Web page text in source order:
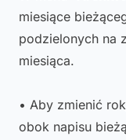
miesiące
podzielonych na
miesiąca.
• Aby zmienić
obok napisu